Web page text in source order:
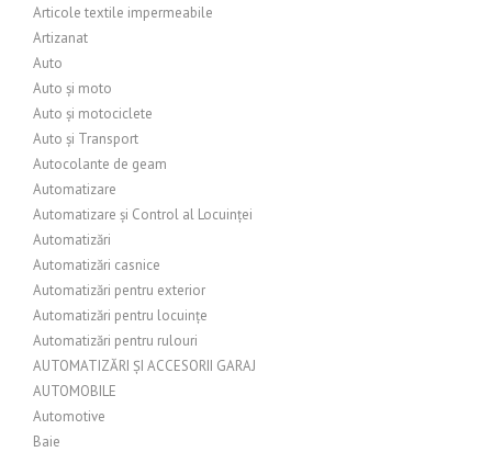
Articole textile impermeabile
Artizanat
Auto
Auto și moto
Auto și motociclete
Auto și Transport
Autocolante de geam
Automatizare
Automatizare și Control al Locuinței
Automatizări
Automatizări casnice
Automatizări pentru exterior
Automatizări pentru locuințe
Automatizări pentru rulouri
AUTOMATIZĂRI ȘI ACCESORII GARAJ
AUTOMOBILE
Automotive
Baie